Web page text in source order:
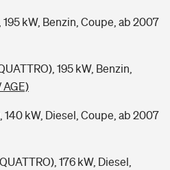
für deine Kids
195 kW, Benzin, Coupe, ab 2007
195 kW, Benzin,
140 kW, Diesel, Coupe, ab 2007
176 kW, Diesel,